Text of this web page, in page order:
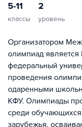
5-11
классы
2
уровень
Организатором
олимпиад
федеральный
проведения
одаренными
КФУ. Олимпиады
среди обучающихся
зарубежья,